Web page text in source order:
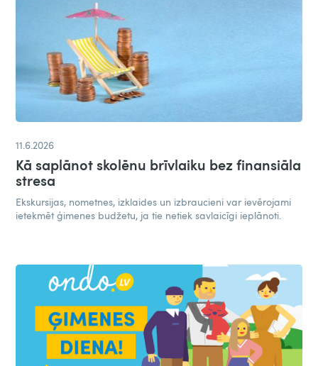
11.6.2026
Kā saplānot skolēnu brīvlaiku bez finansiāla
stresa
Ekskursijas, nometnes, izklaides un izbraucieni var ievērojami
ietekmēt ģimenes budžetu, ja tie netiek savlaicīgi ieplānoti.